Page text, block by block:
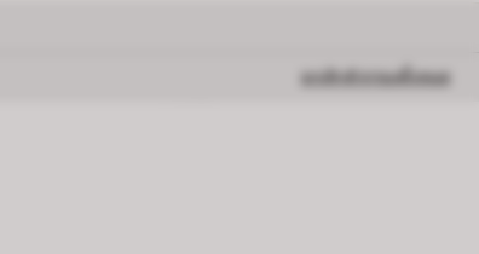
ยกเลิกตัวกรองทั้งหมด